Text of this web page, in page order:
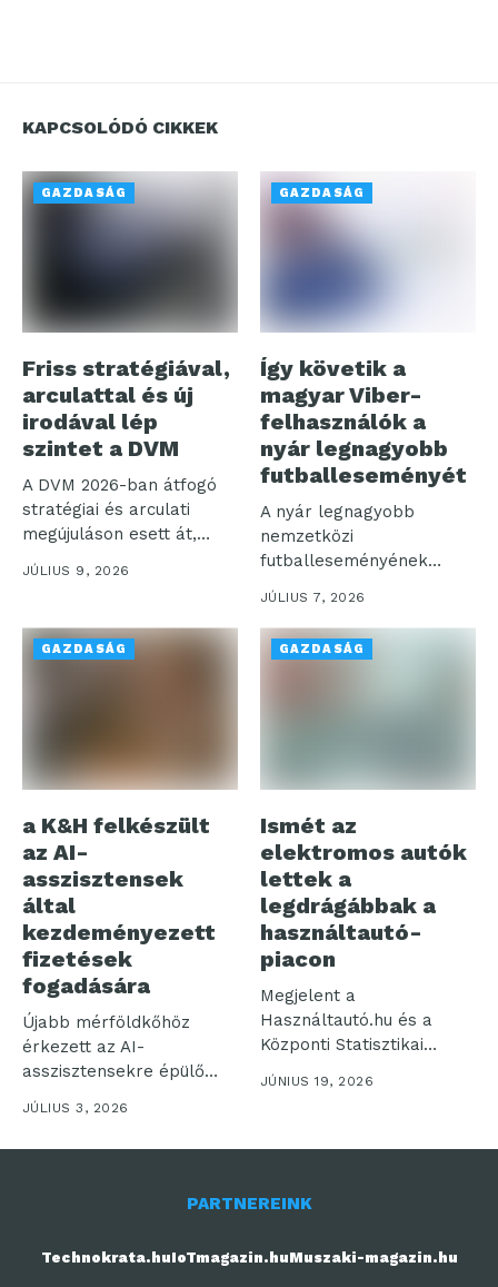
KAPCSOLÓDÓ CIKKEK
GAZDASÁG
Friss stratégiával,
arculattal és új
irodával lép
szintet a DVM
A DVM 2026-ban átfogó
stratégiai és arculati
megújuláson esett át,
egyidejűleg a...
JÚLIUS 9, 2026
GAZDASÁG
Így követik a
magyar Viber-
felhasználók a
nyár legnagyobb
futballeseményét
A nyár legnagyobb
nemzetközi
futballeseményének
kapcsán a Rakuten Viber
a hivatalos magyar...
JÚLIUS 7, 2026
GAZDASÁG
a K&H felkészült
az AI-
asszisztensek
által
kezdeményezett
fizetések
fogadására
Újabb mérföldkőhöz
érkezett az AI-
asszisztensekre épülő
digitális fizetés: a
Mastercard bevezette
az...
JÚLIUS 3, 2026
GAZDASÁG
Ismét az
elektromos autók
lettek a
legdrágábbak a
használtautó-
piacon
Megjelent a
Használtautó.hu és a
Központi Statisztikai
Hivatal legfrissebb, májusi
közös statisztikája....
JÚNIUS 19, 2026
PARTNEREINK
Technokrata.huIoTmagazin.huMuszaki-magazin.hu